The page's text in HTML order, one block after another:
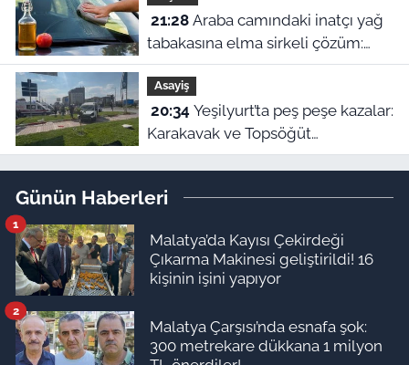
21:28Araba camındaki inatçı yağ
tabakasına elma sirkeli çözüm:
Doğru uygulanmazsa zarar veriyor
Asayiş
20:34
Karakavak ve Topsöğüt
Kavşağı’nda çarpışma!
Günün Haberleri
Malatya’da Kayısı Çekirdeği
Çıkarma Makinesi geliştirildi! 16
kişinin işini yapıyor
1
Malatya Çarşısı’nda esnafa şok:
300 metrekare dükkana 1 milyon
2